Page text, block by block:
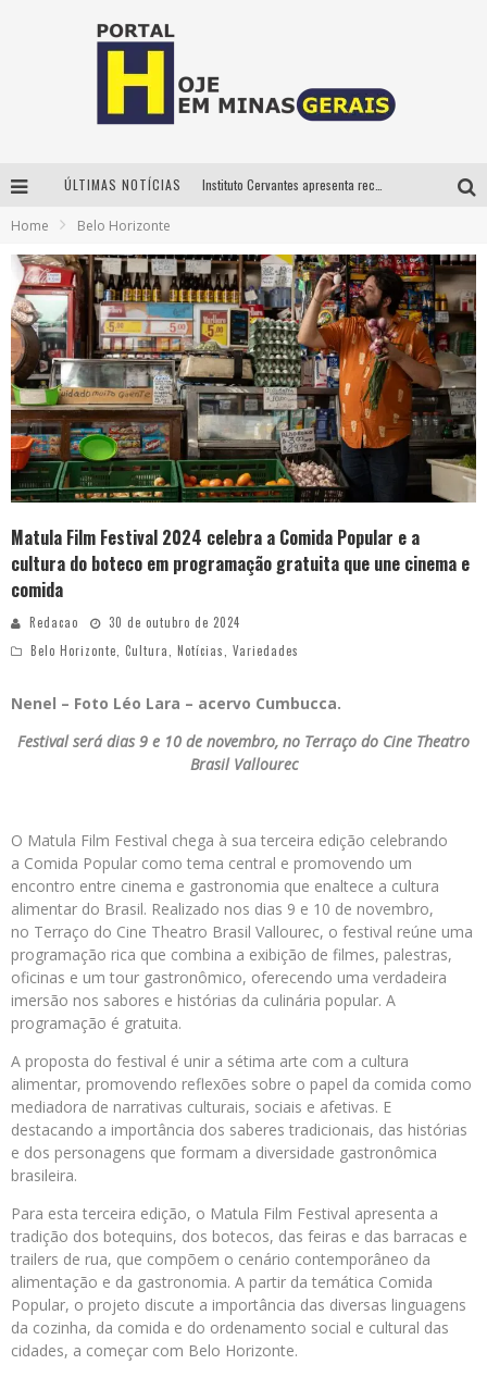
ÚLTIMAS NOTÍCIAS
É neste sábado: Marcelinho de Lima e Trio Virgulino agitam o Forró do Givanildo em Pedro Leopoldo
Projeta Cultura abre inscrições gratuitas em São João del-Rei para oficinas de elaboração de projetos culturais e inteligência artificial
Home Belo Horizonte
Matula Film Festival 2024 celebra a Comida Popular e a
cultura do boteco em programação gratuita que une cinema e
comida
Redacao
30 de outubro de 2024
Belo Horizonte, Cultura, Notícias, Variedades
Nenel – Foto Léo Lara – acervo Cumbucca.
Festival será dias 9 e 10 de novembro, no Terraço do Cine Theatro
Brasil Vallourec
O Matula Film Festival chega à sua terceira edição celebrando
a Comida Popular como tema central e promovendo um
encontro entre cinema e gastronomia que enaltece a cultura
alimentar do Brasil. Realizado nos dias 9 e 10 de novembro,
no Terraço do Cine Theatro Brasil Vallourec, o festival reúne uma
programação rica que combina a exibição de filmes, palestras,
oficinas e um tour gastronômico, oferecendo uma verdadeira
imersão nos sabores e histórias da culinária popular. A
programação é gratuita.
A proposta do festival é unir a sétima arte com a cultura
alimentar, promovendo reflexões sobre o papel da comida como
mediadora de narrativas culturais, sociais e afetivas. E
destacando a importância dos saberes tradicionais, das histórias
e dos personagens que formam a diversidade gastronômica
brasileira.
Para esta terceira edição, o Matula Film Festival apresenta a
tradição dos botequins, dos botecos, das feiras e das barracas e
trailers de rua, que compõem o cenário contemporâneo da
alimentação e da gastronomia. A partir da temática Comida
Popular, o projeto discute a importância das diversas linguagens
da cozinha, da comida e do ordenamento social e cultural das
cidades, a começar com Belo Horizonte.